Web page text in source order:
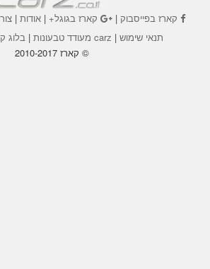
קארז בפייסבוק| קארז בגוגל+|אודות |
תנאי שימוש | carz מעודד טבעונות | בלוג
© קארז 2010-2017